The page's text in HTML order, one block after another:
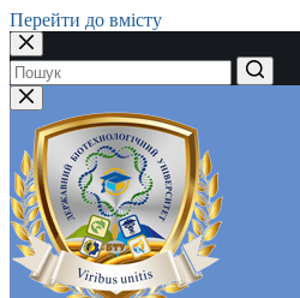
Перейти до вмісту
Немає
результатів